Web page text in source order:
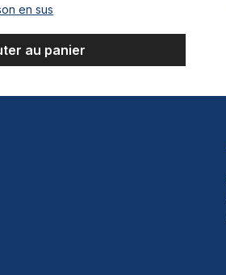
en sus
au panier